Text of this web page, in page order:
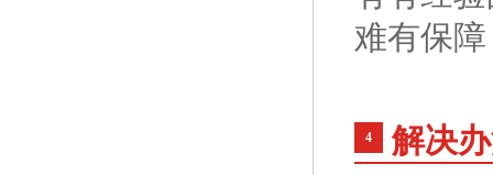
难有保
4
解决